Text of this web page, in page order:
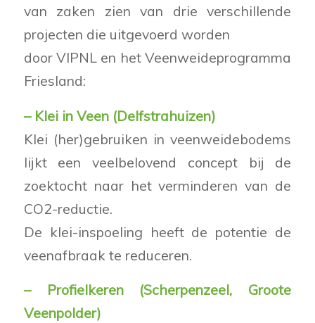
van zaken zien van drie verschillende
projecten die uitgevoerd worden
door VIPNL en het Veenweideprogramma
Friesland:
– Klei in Veen (Delfstrahuizen)
Klei (her)gebruiken in veenweidebodems
lijkt een veelbelovend concept bij de
zoektocht naar het verminderen van de
CO2-reductie.
De klei-inspoeling heeft de potentie de
veenafbraak te reduceren.
– Profielkeren (Scherpenzeel, Groote
Veenpolder)